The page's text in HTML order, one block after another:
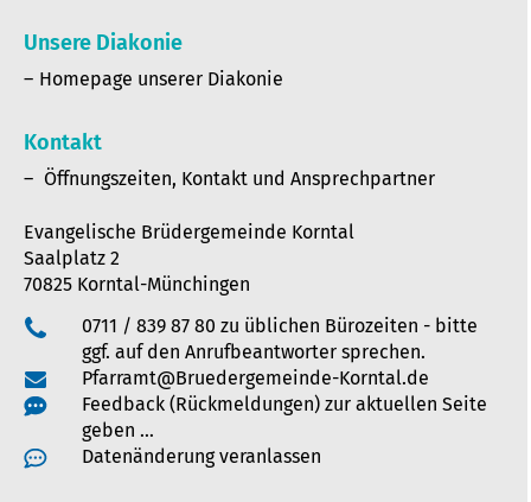
Unsere Diakonie
Homepage unserer Diakonie
Kontakt
Öffnungszeiten, Kontakt und Ansprechpartner
Evangelische Brüdergemeinde Korntal
Saalplatz 2
70825 Korntal-Münchingen
0711 / 839 87 80 zu üblichen Bürozeiten - bitte
ggf. auf den Anrufbeantworter sprechen.
Pfarramt@Bruedergemeinde-Korntal.de
Feedback (Rückmeldungen) zur aktuellen Seite
geben …
Datenänderung veranlassen